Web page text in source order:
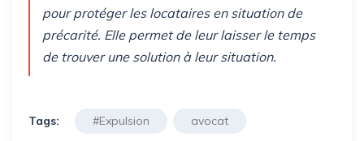
pour protéger les locataires en situation de
précarité. Elle permet de leur laisser le temps
de trouver une solution à leur situation.
Tags: #Expulsion avocat